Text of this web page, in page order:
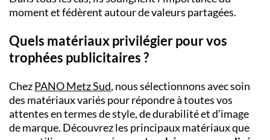
moment et fédèrent autour de valeurs partagées.
Quels matériaux privilégier pour vos
trophées publicitaires ?
ChezPANO Metz Sud, nous sélectionnons avec soin
des matériaux variés pour répondre à toutes vos
attentes en termes de style, de durabilité et d’image
de marque. Découvrez les principaux matériaux que